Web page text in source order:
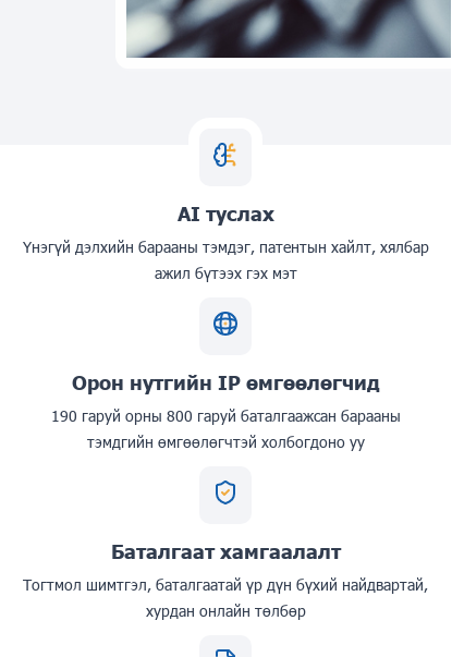
AI туслах
Үнэгүй дэлхийн барааны тэмдэг, патентын хайлт, хялбар
ажил бүтээх гэх мэт
Орон нутгийн IP өмгөөлөгчид
190 гаруй орны 800 гаруй баталгаажсан барааны
тэмдгийн өмгөөлөгчтэй холбогдоно уу
Баталгаат хамгаалалт
Тогтмол шимтгэл, баталгаатай үр дүн бүхий найдвартай,
хурдан онлайн төлбөр